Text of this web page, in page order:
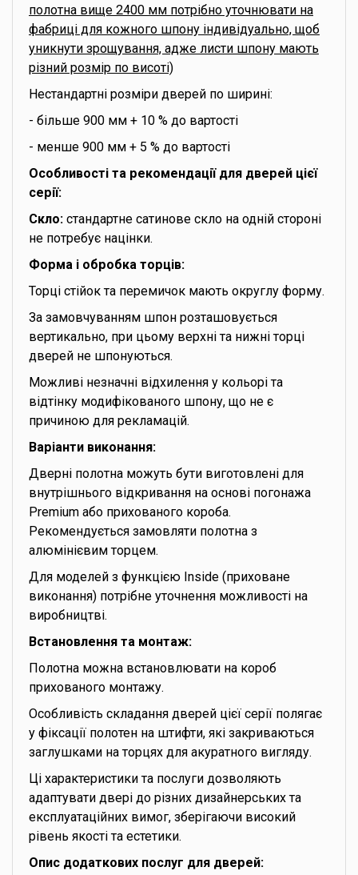
полотна вище 2400 мм потрібно уточнювати на
фабриці для кожного шпону індивідуально, щоб
уникнути зрощування, адже листи шпону мають
різний розмір по висоті)
Нестандартні розміри дверей по ширині:
- більше 900 мм + 10 % до вартості
- менше 900 мм + 5 % до вартості
Особливості та рекомендації для дверей цієї
серії:
Скло: стандартне сатинове скло на одній стороні
не потребує націнки.
Форма і обробка торців:
Торці стійок та перемичок мають округлу форму.
За замовчуванням шпон розташовується
вертикально, при цьому верхні та нижні торці
дверей не шпонуються.
Можливі незначні відхилення у кольорі та
відтінку модифікованого шпону, що не є
причиною для рекламацій.
Варіанти виконання:
Дверні полотна можуть бути виготовлені для
внутрішнього відкривання на основі погонажа
Premium або прихованого короба.
Рекомендується замовляти полотна з
алюмінієвим торцем.
Для моделей з функцією Inside (приховане
виконання) потрібне уточнення можливості на
виробництві.
Встановлення та монтаж:
Полотна можна встановлювати на короб
прихованого монтажу.
Особливість складання дверей цієї серії полягає
у фіксації полотен на штифти, які закриваються
заглушками на торцях для акуратного вигляду.
Ці характеристики та послуги дозволяють
адаптувати двері до різних дизайнерських та
експлуатаційних вимог, зберігаючи високий
рівень якості та естетики.
Опис додаткових послуг для дверей: